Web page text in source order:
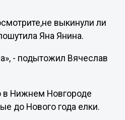
выкинули ли
Яна Янина.
- подытожил Вячеслав
в Нижнем Новгороде
до Нового года елки.